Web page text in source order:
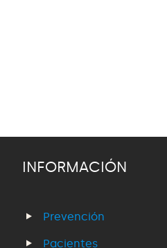
INFORMACIÓN
Prevención
Pacientes